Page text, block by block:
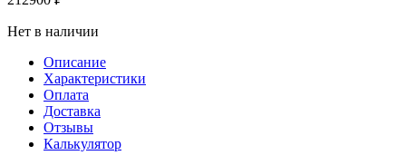
Нет в наличии
Описание
Характеристики
Оплата
Доставка
Отзывы
Калькулятор